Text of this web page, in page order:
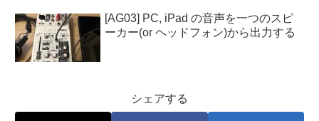
[AG03] PC, iPad の音声を一つのスピ
ーカー(or ヘッドフォン)から出力する
シェアする